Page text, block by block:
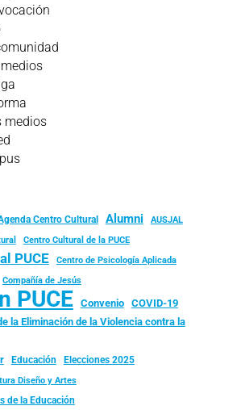
medios
Centro Cultural Alumni
AUSJAL
Centro Cultural de la PUCE
PUCE Centro de Psicología Aplicada
Compañía de Jesús
PUCE Convenio
COVID-19
la Eliminación de la Violencia contra la
Educación Elecciones 2025
Diseño y Artes
de la Educación